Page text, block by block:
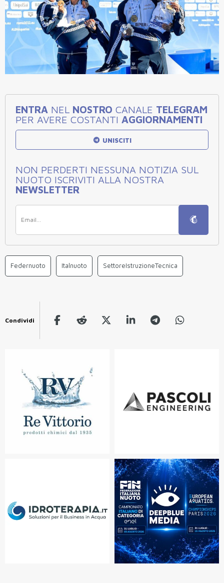
ENTRA NEL NOSTRO CANALE TELEGRAM
PER AVERE COSTANTI AGGIORNAMENTI
UNISCITI
NON PERDERTI NESSUNA NOTIZIA SUL
NUOTO ISCRIVITI ALLA NOSTRA
NEWSLETTER
Federnuoto Italnuoto SettoreIstruzioneTecnica
Condividi